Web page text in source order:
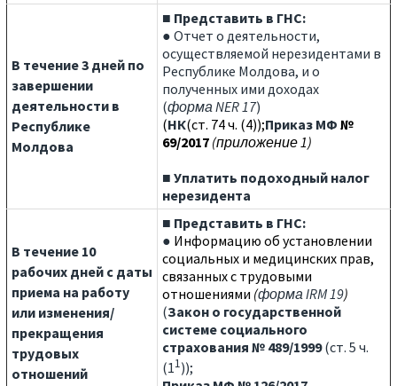
В течение 3 дней по
завершении
деятельности в
Республике
Молдова
■ Представить в ГНС:
● Отчет о деятельности,
осуществляемой нерезидентами в
Республике Молдова, и о
полученных ими доходах
(форма NER 17)
(НК(ст. 74 ч. (4));Приказ МФ №
69/2017 (приложение 1)
■ Уплатить подоходный налог
нерезидента
В течение 10
рабочих дней с даты
приема на работу
или изменения/
прекращения
трудовых
отношений
■ Представить в ГНС:
● Информацию об установлении
социальных и медицинских прав,
связанных с трудовыми
отношениями (форма IRM 19)
(Закон о государственной
системе социального
страхования № 489/1999(ст. 5 ч.
(11));